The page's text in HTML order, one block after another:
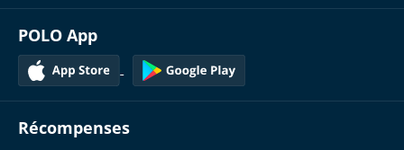
POLO App
Récompenses